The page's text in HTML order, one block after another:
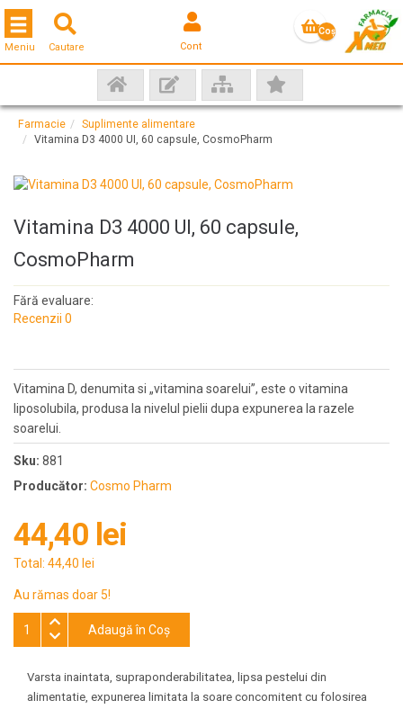
Cautare Cont
Coş
Toggle navigation
Meniu
Farmacie
Suplimente alimentare
Vitamina D3 4000 UI, 60 capsule, CosmoPharm
Vitamina D3 4000 UI, 60 capsule,
CosmoPharm
Fără evaluare:
Recenzii 0
Vitamina D, denumita si „vitamina soarelui”, este o vitamina
liposolubila, produsa la nivelul pielii dupa expunerea la razele
soarelui.
Sku: 881
Producător: Cosmo Pharm
44,40 lei
Total: 44,40 lei
Au rămas doar 5!
Adaugă în Coş
Varsta inaintata, supraponderabilitatea, lipsa pestelui din
alimentatie, expunerea limitata la soare concomitent cu folosirea